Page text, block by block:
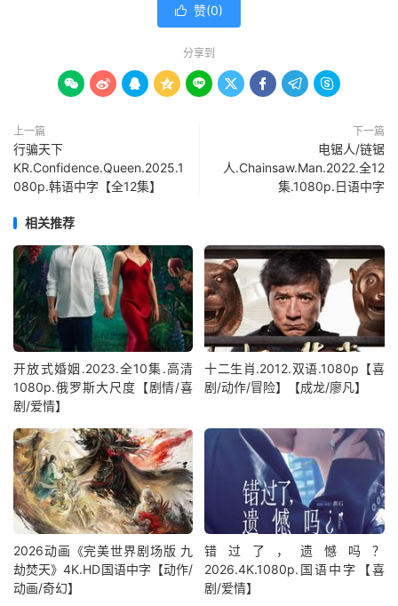
 赞(0)
分享到
        
上一篇
行骗天下
KR.Confidence.Queen.2025.1
080p.韩语中字【全12集】
下一篇
电锯人/链锯
人.Chainsaw.Man.2022.全12
集.1080p.日语中字
相关推荐
开放式婚姻.2023.全10集.高清
1080p.俄罗斯大尺度【剧情/喜
剧/爱情】
十二生肖.2012.双语.1080p【喜
剧/动作/冒险】【成龙/廖凡】
2026动画《完美世界剧场版 九
劫焚天》4K.HD国语中字【动作/
动画/奇幻】
错过了，遗憾吗？
2026.4K.1080p.国语中字【喜
剧/爱情】